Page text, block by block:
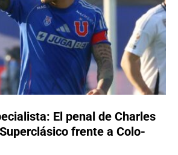
El penal de Charles
frente a Colo-